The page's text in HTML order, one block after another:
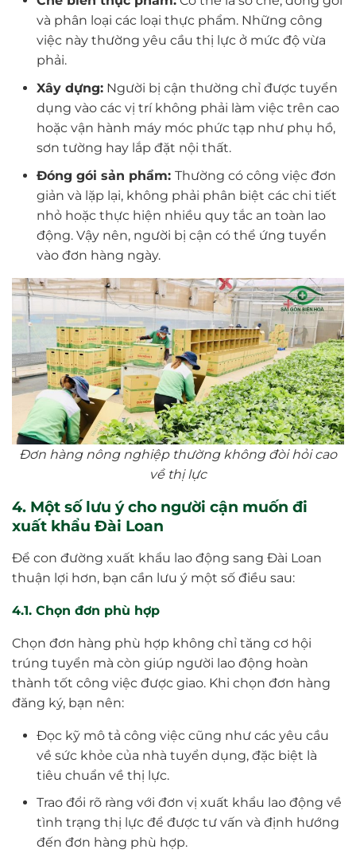
và phân loại các loại thực phẩm. Những công
việc này thường yêu cầu thị lực ở mức độ vừa
phải.
Xây dựng:Người bị cận thường chỉ được tuyển
dụng vào các vị trí không phải làm việc trên cao
hoặc vận hành máy móc phức tạp như phụ hồ,
sơn tường hay lắp đặt nội thất.
Đóng gói sản phẩm: Thường có công việc đơn
giản và lặp lại, không phải phân biệt các chi tiết
nhỏ hoặc thực hiện nhiều quy tắc an toàn lao
động. Vậy nên, người bị cận có thể ứng tuyển
vào đơn hàng ngày.
Đơn hàng nông nghiệp thường không đòi hỏi cao
về thị lực
4. Một số lưu ý cho người cận muốn đi
xuất khẩu Đài Loan
Để con đường xuất khẩu lao động sang Đài Loan
thuận lợi hơn, bạn cần lưu ý một số điều sau:
4.1. Chọn đơn phù hợp
Chọn đơn hàng phù hợp không chỉ tăng cơ hội
trúng tuyển mà còn giúp người lao động hoàn
thành tốt công việc được giao. Khi chọn đơn hàng
đăng ký, bạn nên:
Đọc kỹ mô tả công việc cũng như các yêu cầu
về sức khỏe của nhà tuyển dụng, đặc biệt là
tiêu chuẩn về thị lực.
Trao đổi rõ ràng với đơn vị xuất khẩu lao động về
tình trạng thị lực để được tư vấn và định hướng
đến đơn hàng phù hợp.